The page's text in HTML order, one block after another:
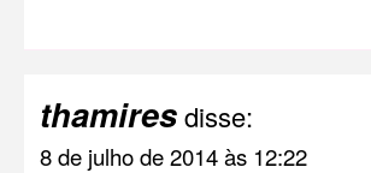
thamiresdisse:
8 de julho de 2014 às 12:22